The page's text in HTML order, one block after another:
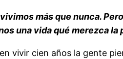
más que nunca.
una vida qué merezca la
vivir cien años la gente